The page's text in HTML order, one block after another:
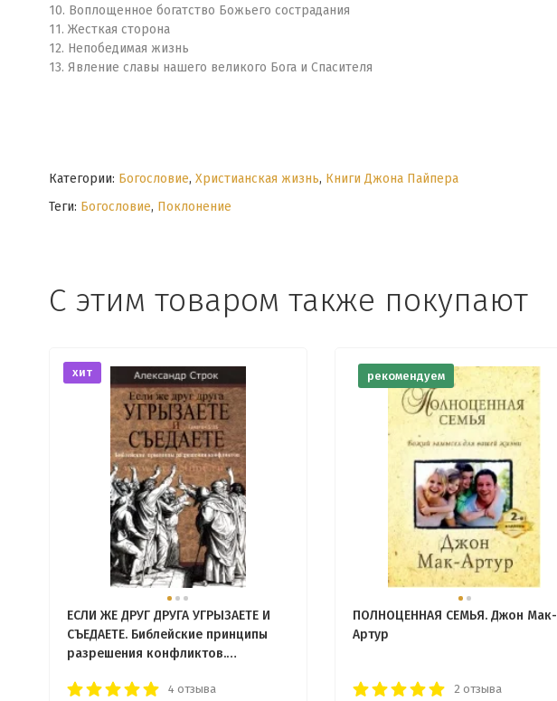
10. Воплощенное богатство Божьего сострадания
11. Жесткая сторона
12. Непобедимая жизнь
13. Явление славы нашего великого Бога и Спасителя
Категории: Богословие, Христианская жизнь, Книги Джона Пайпера
Теги: Богословие, Поклонение
С этим товаром также покупают
хит
ЕСЛИ ЖЕ ДРУГ ДРУГА УГРЫЗАЕТЕ И
СЪЕДАЕТЕ. Библейские принципы
разрешения конфликтов.
4 отзыва
рекомендуем
ПОЛНОЦЕННАЯ СЕМЬЯ. Джон Мак-
Артур
2 отзыва